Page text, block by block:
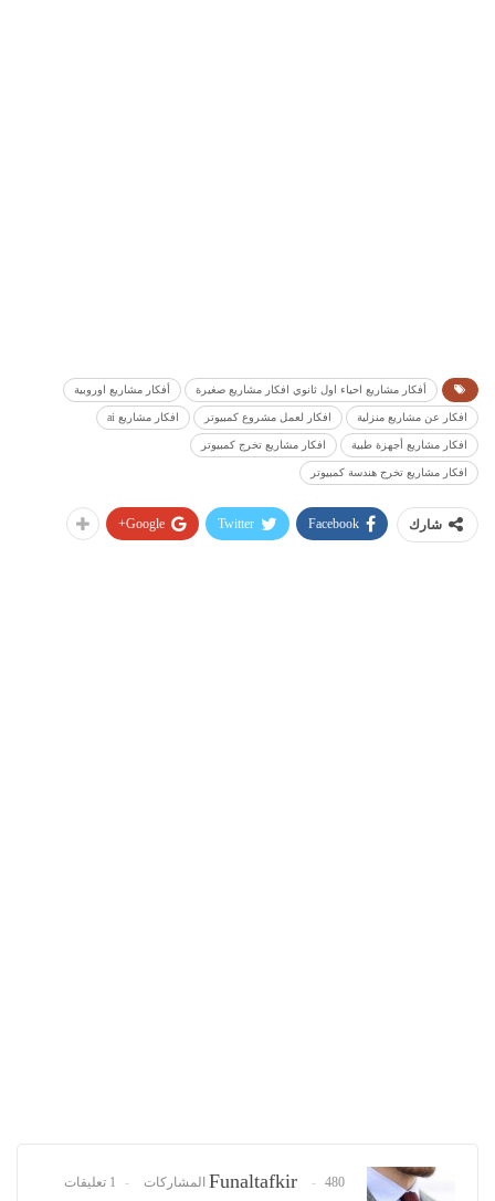
أفكار مشاريع احياء اول ثانوي افكار مشاريع صغيرة أفكار مشاريع اوروبية
افكار عن مشاريع منزلية افكار لعمل مشروع كمبيوتر افكار مشاريع ai
افكار مشاريع أجهزة طبية افكار مشاريع تخرج كمبيوتر
افكار مشاريع تخرج هندسة كمبيوتر
شارك Facebook
Twitter
Google+
Funaltafkir 480 المشاركات 1 تعليقات